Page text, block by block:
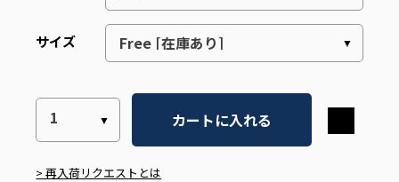
サイズ
カートに入れる
> 再入荷リクエストとは